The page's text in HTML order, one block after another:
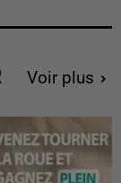
Voir plus